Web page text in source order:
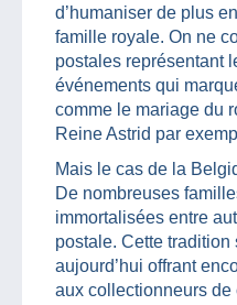
d’humaniser de plus
famille royale. On ne
postales représentant
événements qui
comme le mariage du
Reine Astrid par
Mais le cas de la
De nombreuses
immortalisées entre
postale. Cette
aujourd’hui offrant
aux collectionneurs de